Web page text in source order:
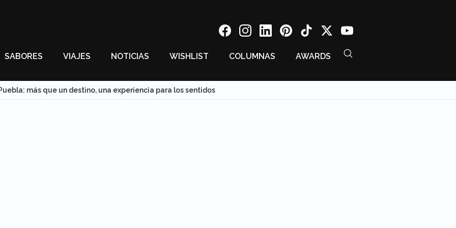
SABORES VIAJES NOTICIAS WISHLIST COLUMNAS AWARDS
más que un destino, una experiencia para los sentidos